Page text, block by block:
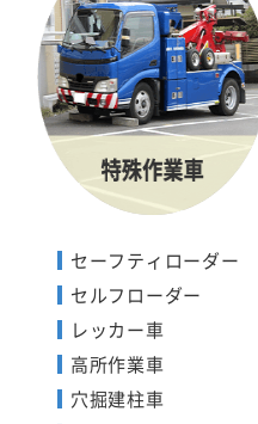
セーフティローダー
セルフローダー
レッカー車
高所作業車
穴掘建柱車